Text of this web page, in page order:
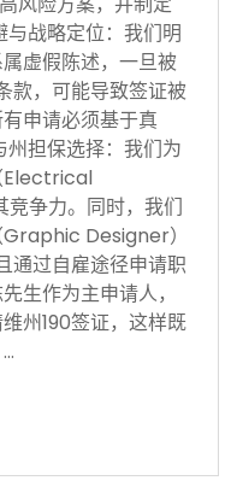
战略定位：我们明
虚假陈述，一旦被
款，可能导致签证被
申请必须基于真
担保选择：我们为
Electrical
争力。同时，我们
Designer）
通过自雇途径申请职
生作为主申请人，
州190签证，这样既